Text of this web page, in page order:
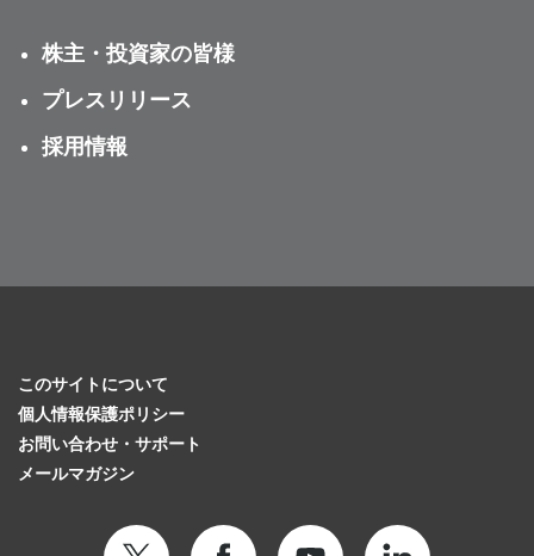
株主・投資家の皆様
プレスリリース
採用情報
このサイトについて
個人情報保護ポリシー
お問い合わせ・サポート
メールマガジン